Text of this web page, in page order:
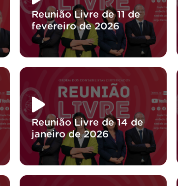
Reunião Livre de 11 de
fevereiro de 2026
Reunião Livre de 14 de
janeiro de 2026